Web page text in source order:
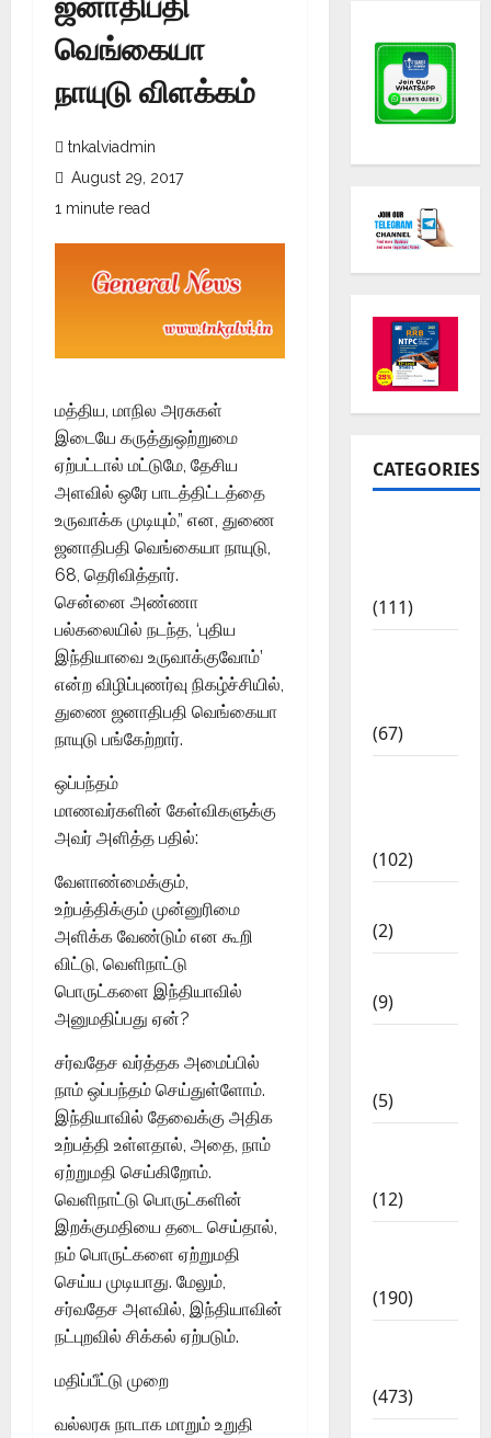
வெங்கையா
நாயுடு விளக்கம்
tnkalviadmin
August 29, 2017
1 minute read
மத்திய, மாநில அரசுகள்
இடையே கருத்துஒற்றுமை
ஏற்பட்டால் மட்டுமே, தேசிய
அளவில் ஒரே பாடத்திட்டத்தை
உருவாக்க முடியும்,” என, துணை
ஜனாதிபதி வெங்கையா நாயுடு,
68, தெரிவித்தார்.
சென்னை அண்ணா
பல்கலையில் நடந்த, ‘புதிய
இந்தியாவை உருவாக்குவோம்’
என்ற விழிப்புணர்வு நிகழ்ச்சியில்,
துணை ஜனாதிபதி வெங்கையா
நாயுடு பங்கேற்றார்.
ஒப்பந்தம்
மாணவர்களின் கேள்விகளுக்கு
அவர் அளித்த பதில்:
வேளாண்மைக்கும்,
உற்பத்திக்கும் முன்னுரிமை
அளிக்க வேண்டும் என கூறி
விட்டு, வெளிநாட்டு
பொருட்களை இந்தியாவில்
அனுமதிப்பது ஏன்?
சர்வதேச வர்த்தக அமைப்பில்
நாம் ஒப்பந்தம் செய்துள்ளோம்.
இந்தியாவில் தேவைக்கு அதிக
உற்பத்தி உள்ளதால், அதை, நாம்
ஏற்றுமதி செய்கிறோம்.
வெளிநாட்டு பொருட்களின்
இறக்குமதியை தடை செய்தால்,
நம் பொருட்களை ஏற்றுமதி
செய்ய முடியாது. மேலும்,
சர்வதேச அளவில், இந்தியாவின்
நட்புறவில் சிக்கல் ஏற்படும்.
மதிப்பீட்டு முறை
வல்லரசு நாடாக மாறும் உறுதி
CATEGORIES
(111)
(67)
(102)
(2)
(9)
(5)
(12)
(190)
(473)